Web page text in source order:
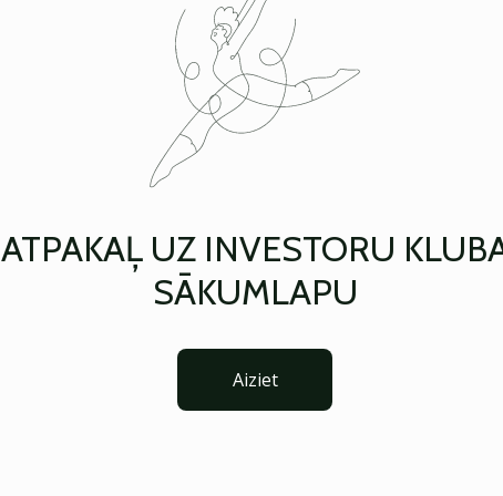
ATPAKAĻ UZ INVESTORU
SĀKUMLAPU
Aiziet